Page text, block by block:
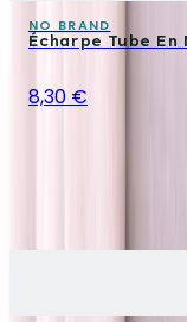
NO BRAND
Écharpe Tube
8,30 €